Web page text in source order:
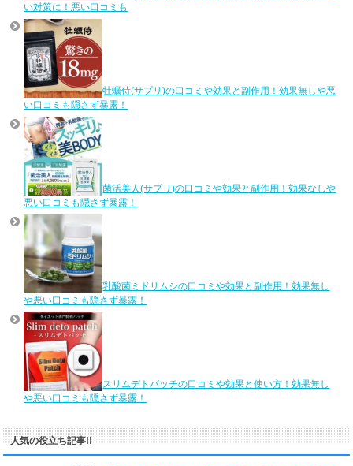
い対策に！悪い口コミも
牡蠣侍(サプリ)の口コミや効果と副作用！効果無しや悪
い口コミも隠さず暴露！
菌活美人(サプリ)の口コミや効果と副作用！効果なしや
悪い口コミも隠さず暴露！
乳酸菌ミドリムシの口コミや効果と副作用！効果無し
や悪い口コミも隠さず暴露！
スリムデトパッチの口コミや効果と使い方！効果無し
や悪い口コミも隠さず暴露！
人気の役立ち記事!!